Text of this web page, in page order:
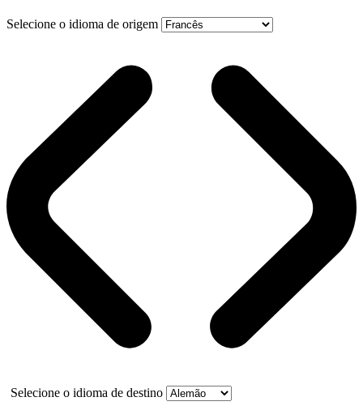
Selecione o idioma de origem
Selecione o idioma de destino